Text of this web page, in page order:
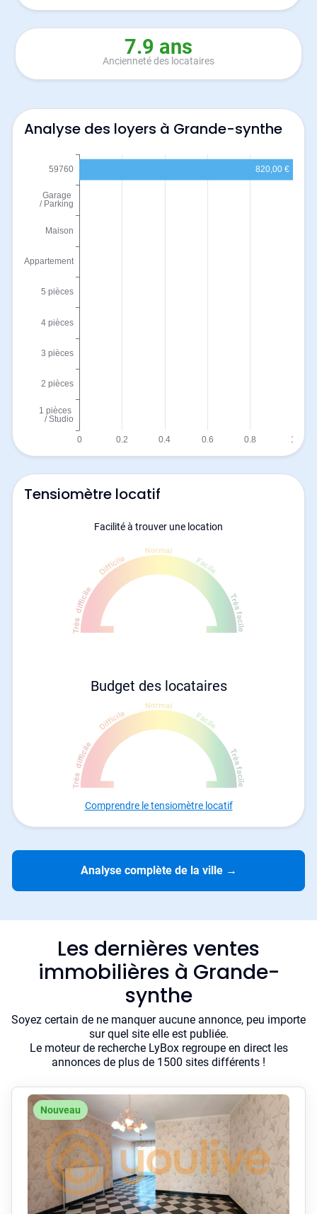
7.9 ans
Ancienneté des locataires
Analyse des loyers à Grande-synthe
Tensiomètre locatif
Facilité à trouver une location
Budget des locataires
Comprendre le tensiomètre locatif
Analyse complète de la ville →
Les dernières ventes
immobilières à Grande-
synthe
Soyez certain de ne manquer aucune annonce, peu importe
sur quel site elle est publiée.
Le moteur de recherche LyBox regroupe en direct les
annonces de plus de 1500 sites différents !
Nouveau